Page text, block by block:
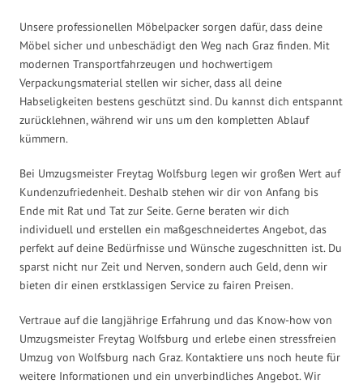
Unsere professionellen Möbelpacker sorgen dafür, dass deine
Möbel sicher und unbeschädigt den Weg nach Graz finden. Mit
modernen Transportfahrzeugen und hochwertigem
Verpackungsmaterial stellen wir sicher, dass all deine
Habseligkeiten bestens geschützt sind. Du kannst dich entspannt
zurücklehnen, während wir uns um den kompletten Ablauf
kümmern.
Bei Umzugsmeister Freytag Wolfsburg legen wir großen Wert auf
Kundenzufriedenheit. Deshalb stehen wir dir von Anfang bis
Ende mit Rat und Tat zur Seite. Gerne beraten wir dich
individuell und erstellen ein maßgeschneidertes Angebot, das
perfekt auf deine Bedürfnisse und Wünsche zugeschnitten ist. Du
sparst nicht nur Zeit und Nerven, sondern auch Geld, denn wir
bieten dir einen erstklassigen Service zu fairen Preisen.
Vertraue auf die langjährige Erfahrung und das Know-how von
Umzugsmeister Freytag Wolfsburg und erlebe einen stressfreien
Umzug von Wolfsburg nach Graz. Kontaktiere uns noch heute für
weitere Informationen und ein unverbindliches Angebot. Wir